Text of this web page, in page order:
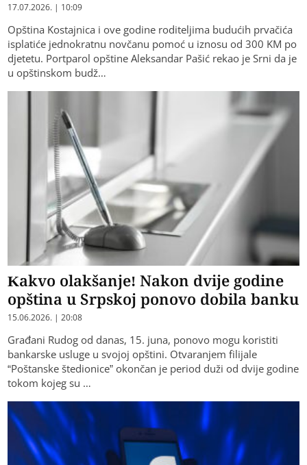
17.07.2026. | 10:09
Opština Kostajnica i ove godine roditeljima budućih prvačića
isplatiće jednokratnu novčanu pomoć u iznosu od 300 KM po
djetetu. Portparol opštine Aleksandar Pašić rekao je Srni da je
u opštinskom budž…
Kakvo olakšanje! Nakon dvije godine
opština u Srpskoj ponovo dobila banku
15.06.2026. | 20:08
Građani Rudog od danas, 15. juna, ponovo mogu koristiti
bankarske usluge u svojoj opštini. Otvaranjem filijale
“Poštanske štedionice” okončan je period duži od dvije godine
tokom kojeg su …